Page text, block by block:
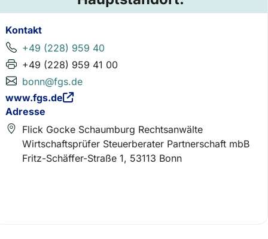
Kontakt
+49 (228) 959 40
+49 (228) 959 41 00
bonn@fgs.de
www.fgs.de
Adresse
Flick Gocke Schaumburg Rechtsanwälte
Wirtschaftsprüfer Steuerberater Partnerschaft mbB
Fritz-Schäffer-Straße 1, 53113 Bonn